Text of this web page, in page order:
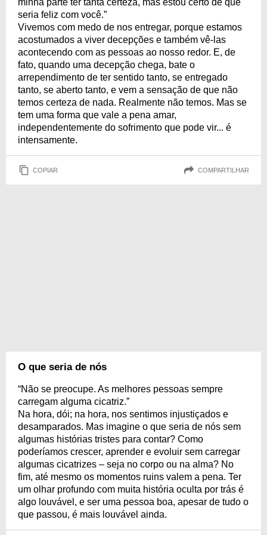
minha parte ter tanta certeza, mas estou certo de que
seria feliz com você.”
Vivemos com medo de nos entregar, porque estamos
acostumados a viver decepções e também vê-las
acontecendo com as pessoas ao nosso redor. E, de
fato, quando uma decepção chega, bate o
arrependimento de ter sentido tanto, se entregado
tanto, se aberto tanto, e vem a sensação de que não
temos certeza de nada. Realmente não temos. Mas se
tem uma forma que vale a pena amar,
independentemente do sofrimento que pode vir... é
intensamente.
COPIAR COMPARTILHAR
O que seria de nós
“Não se preocupe. As melhores pessoas sempre
carregam alguma cicatriz.”
Na hora, dói; na hora, nos sentimos injustiçados e
desamparados. Mas imagine o que seria de nós sem
algumas histórias tristes para contar? Como
poderíamos crescer, aprender e evoluir sem carregar
algumas cicatrizes – seja no corpo ou na alma? No
fim, até mesmo os momentos ruins valem a pena. Ter
um olhar profundo com muita história oculta por trás é
algo louvável, e ser uma pessoa boa, apesar de tudo o
que passou, é mais louvável ainda.